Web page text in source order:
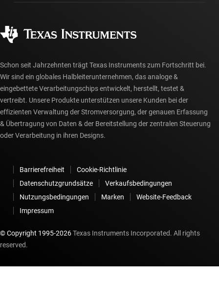
Fertigung
myTI-Konto FAQs
Häufig gestellte Fragen zu Bestellungen
Schon seit Jahrzehnten trägt Texas Instruments zum Fortschritt bei.
Wir sind ein globales Halbleiterunternehmen, das analoge &
eingebettete Verarbeitungschips entwickelt, herstellt, testet &
vertreibt. Unsere Produkte unterstützen unsere Kunden bei der
effizienten Verwaltung der Stromversorgung, der genauen Erfassung
& Übertragung von Daten & der Bereitstellung der zentralen Steuerung
oder Verarbeitung in ihren Designs.
Barrierefreiheit
Cookie-Richtlinie
Datenschutzgrundsätze
Verkaufsbedingungen
Nutzungsbedingungen
Marken
Website-Feedback
Impressum
© Copyright 1995-2026Texas Instruments Incorporated. All rights
reserved.